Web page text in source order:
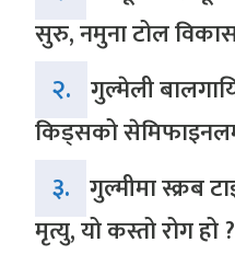
सुरु, नमुना टोल
२. गुल्मेली
किड्सको
३. गुल्मीमा स्क्रब
मृत्यु, यो कस्तो रोग